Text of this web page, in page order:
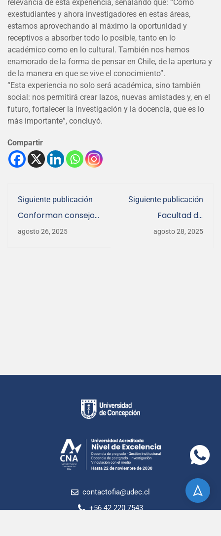
relevancia de esta experiencia, señalando que: “Como
exestudiantes y ahora investigadores en estas áreas,
estamos aprovechando al máximo la oportunidad y
receptivos a absorber todo lo posible, tanto en lo
académico como en lo cultural. También nos hemos
enamorado de la forma de pensar en Chile, de la apertura y
de la manera en que se vive el conocimiento”.
“Esta experiencia no solo será académica, sino también
social: nos permitirá crear lazos, nuevas amistades y, en el
futuro, fortalecer la investigación y la docencia, que es lo
más importante”, concluyó.
Compartir
Siguiente publicación
Conforman consejo
de Innovación
agosto 26, 2025
Siguiente publicación
Facultad de
avanza con ronda de
agosto 28, 2025
contactofia@udec.cl
+56 42 220 7543